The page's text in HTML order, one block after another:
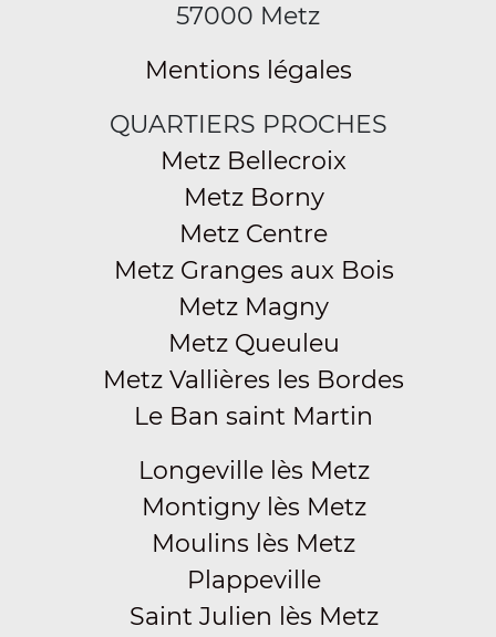
57000 Metz
Mentions légales
QUARTIERS PROCHES
Metz Bellecroix
Metz Borny
Metz Centre
Metz Granges aux Bois
Metz Magny
Metz Queuleu
Metz Vallières les Bordes
Le Ban saint Martin
Longeville lès Metz
Montigny lès Metz
Moulins lès Metz
Plappeville
Saint Julien lès Metz